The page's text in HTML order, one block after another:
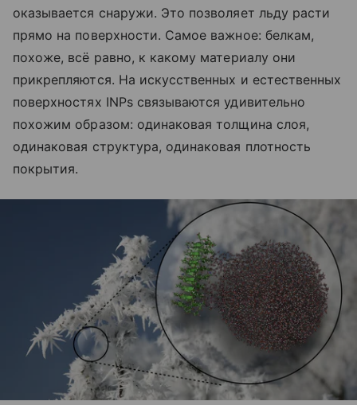
оказывается снаружи. Это позволяет льду расти
прямо на поверхности. Самое важное: белкам,
похоже, всё равно, к какому материалу они
прикрепляются. На искусственных и естественных
поверхностях INPs связываются удивительно
похожим образом: одинаковая толщина слоя,
одинаковая структура, одинаковая плотность
покрытия.